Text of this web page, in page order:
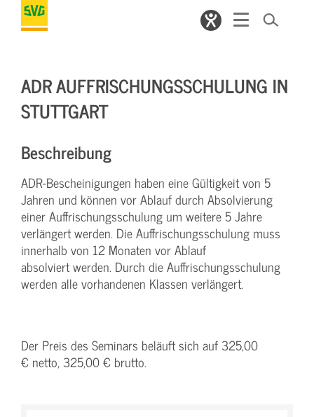
ADR AUFFRISCHUNGSSCHULUNG IN
STUTTGART
Beschreibung
ADR-Bescheinigungen haben eine Gültigkeit von 5
Jahren und können vor Ablauf durch Absolvierung
einer Auffrischungsschulung um weitere 5 Jahre
verlängert werden. Die Auffrischungsschulung muss
innerhalb von 12 Monaten vor Ablauf
absolviert werden. Durch die Auffrischungsschulung
werden alle vorhandenen Klassen verlängert.
Der Preis des Seminars beläuft sich auf 325,00
€ netto, 325,00 € brutto.